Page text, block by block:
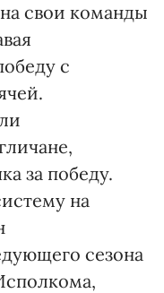
свои команды
с
за победу.
на
сезона